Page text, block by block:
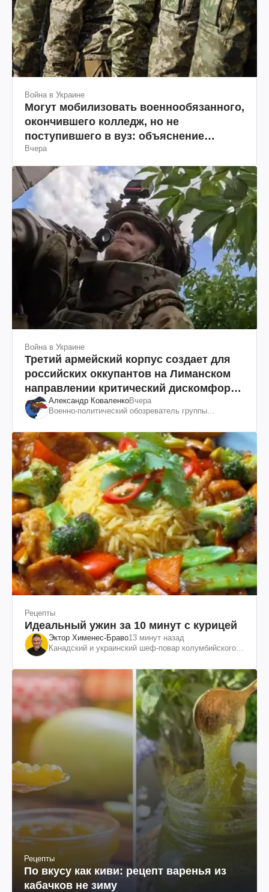
Война в Украине
Могут мобилизовать военнообязанного,
окончившего колледж, но не
поступившего в вуз: объяснение
юриста
Вчера
Война в Украине
Третий армейский корпус создает для
российских оккупантов на Лиманском
направлении критический дискомфорт:
как это удалось
Александр КоваленкоВчера
Военно-политический обозреватель группы
Рецепты
Идеальный ужин за 10 минут с курицей
Эктор Хименес-Браво13 минут назад
Канадский и украинский шеф-повар колумбийского
Рецепты
По вкусу как киви: рецепт варенья из
кабачков не зиму